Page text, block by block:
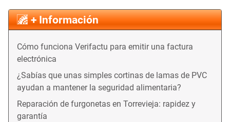
+ Información
Cómo funciona Verifactu para emitir una factura
electrónica
¿Sabías que unas simples cortinas de lamas de PVC
ayudan a mantener la seguridad alimentaria?
Reparación de furgonetas en Torrevieja: rapidez y
garantía